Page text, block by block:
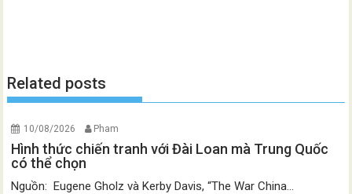
Related posts
10/08/2026 Pham
Hình thức chiến tranh với Đài Loan mà Trung Quốc
có thể chọn
Nguồn: Eugene Gholz và Kerby Davis, “The War China...